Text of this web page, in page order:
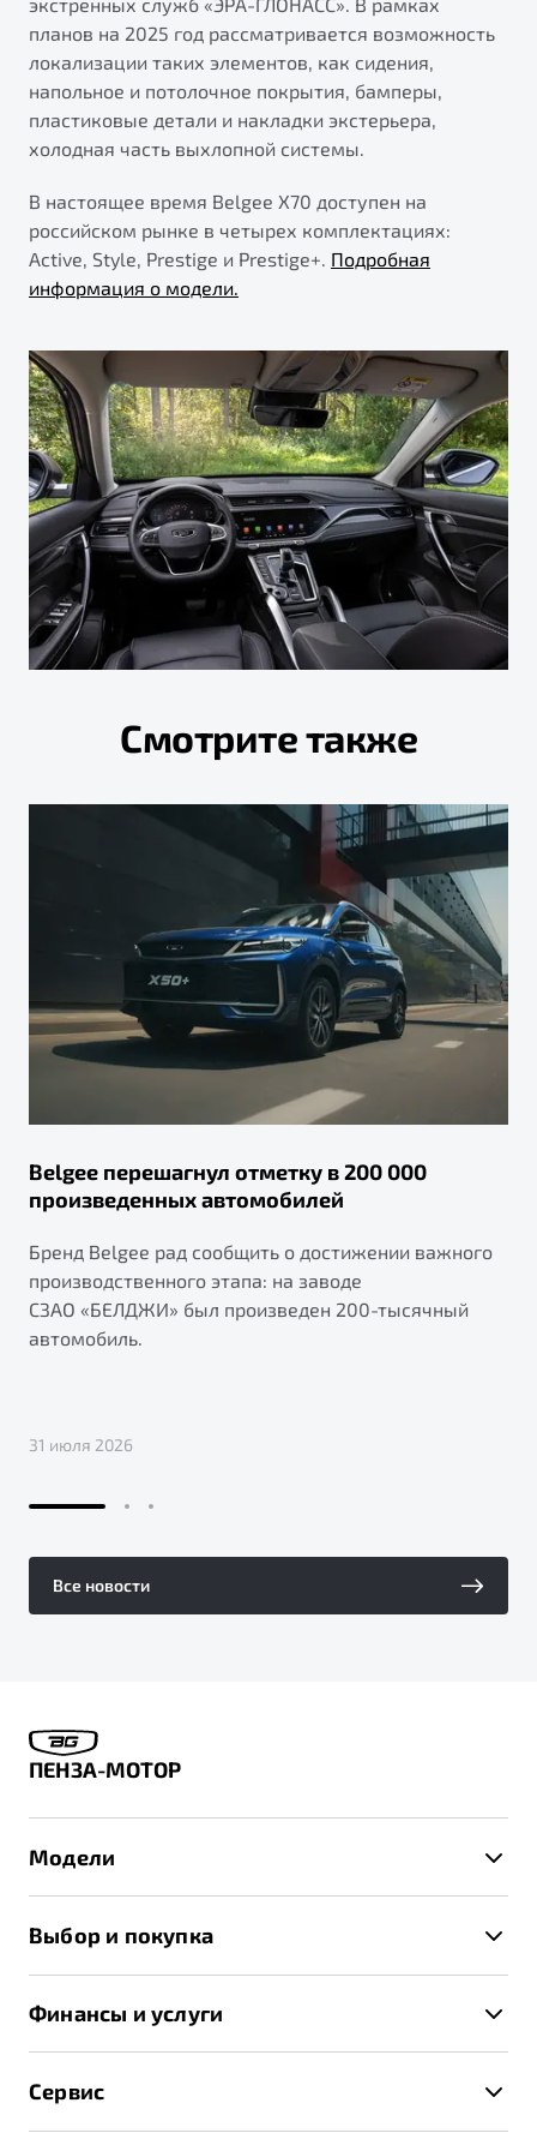
планов на 2025 год рассматривается возможность
локализации таких элементов, как сидения,
напольное и потолочное покрытия, бамперы,
пластиковые детали и накладки экстерьера,
холодная часть выхлопной системы.
В настоящее время Belgee X70 доступен на
российском рынке в четырех комплектациях:
Active, Style, Prestige и Prestige+. Подробная
информация о модели.
Смотрите также
Belgee перешагнул отметку в 200 000
произведенных автомобилей
Бренд Belgee рад сообщить о достижении важного
производственного этапа: на заводе
СЗАО «БЕЛДЖИ» был произведен 200-тысячный
автомобиль.
31 июля 2026
Все новости
ПЕНЗА-МОТОР
Модели
X70
Выбор и покупка
Спецпредложения и Акции
Записаться на тест-драйв
Получить предложение
Финансы и услуги
Трейд-ин
Сервис